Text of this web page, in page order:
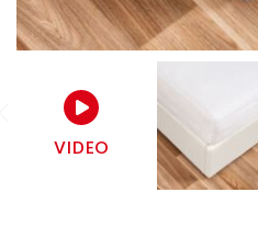
VIDEO